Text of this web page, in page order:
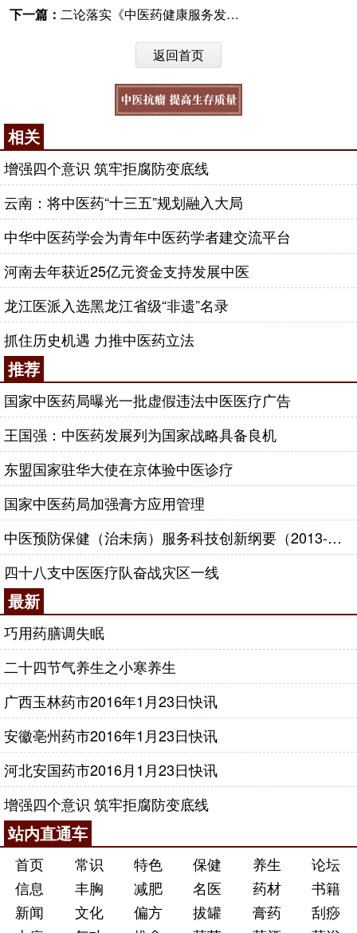
下一篇： 二论落实《中医药健康服务发展规划》 法无禁止即可为
返回首页
相关
增强四个意识 筑牢拒腐防变底线
云南：将中医药“十三五”规划融入大局
中华中医药学会为青年中医药学者建交流平台
河南去年获近25亿元资金支持发展中医
龙江医派入选黑龙江省级“非遗”名录
抓住历史机遇 力推中医药立法
推荐
国家中医药局曝光一批虚假违法中医医疗广告
王国强：中医药发展列为国家战略具备良机
东盟国家驻华大使在京体验中医诊疗
国家中医药局加强膏方应用管理
中医预防保健（治未病）服务科技创新纲要（2013-2020年）
四十八支中医医疗队奋战灾区一线
最新
巧用药膳调失眠
二十四节气养生之小寒养生
广西玉林药市2016年1月23日快讯
安徽亳州药市2016年1月23日快讯
河北安国药市2016月1月23日快讯
增强四个意识 筑牢拒腐防变底线
站内直通车
首页 常识 特色 保健 养生
论坛
信息
丰胸 减肥 名医 药材
书籍
新闻
文化 偏方 拔罐 膏药
刮痧